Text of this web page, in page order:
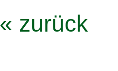
« zurück